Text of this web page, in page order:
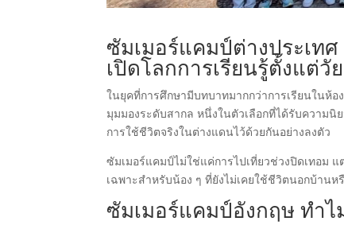
ซัมเมอร์แคมป์ต่างประเท
เปิดโลกการเรียนรู้ตั้งแต่วั
ในยุคที่การศึกษามีบทบาทมากกว่าการเรียนในห้
มุมมองระดับสากล หนึ่งในตัวเลือกที่ได้รับความนิ
การใช้ชีวิตจริงในต่างแดนไว้ด้วยกันอย่างลงตัว
ซัมเมอร์แคมป์ไม่ใช่แค่การไปเที่ยวช่วงปิดเทอม
เฉพาะสำหรับน้อง ๆ ที่ยังไม่เคยใช้ชีวิตนอกบ้านห
ซัมเมอร์แคมป์อังกฤษ ทำ